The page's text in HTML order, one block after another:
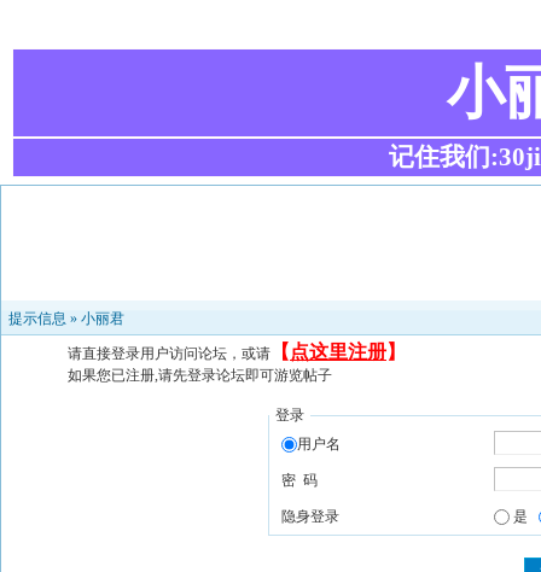
小
记住我们
提示信息 » 小丽君
请直接登录用户访问论坛，或请 【 点这里注册】
如果您已注册,请先登录论坛即可游览帖子
登录
用户名
密 码
隐身登录 是